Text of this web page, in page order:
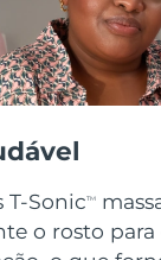
T-SonicTM
o rosto